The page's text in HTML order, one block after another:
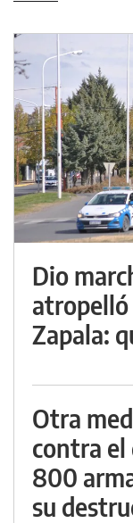
Dio
atropelló
Zapala:
Otra
contra
800
su